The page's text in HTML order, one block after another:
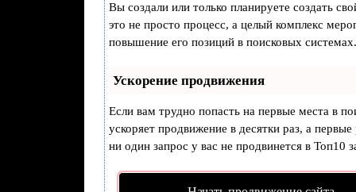
Вы создали или только планируете создать
это не просто процесс, а целый комплекс
повышение его позиций в поисковых системах.
Ускорение продвижения
Если вам трудно попасть на первые места в
ускоряет продвижение в десятки раз, а
ни один запрос у вас не продвинется в Топ10